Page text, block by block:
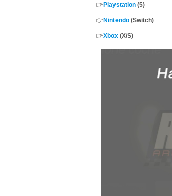
👉Playstation (5)
👉Nintendo (Switch)
👉Xbox (X/S)